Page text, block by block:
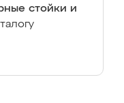
стойки и